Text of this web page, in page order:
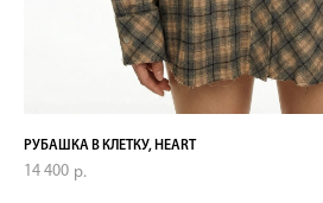
РУБАШКА В КЛЕТКУ, HEART
14 400 р.